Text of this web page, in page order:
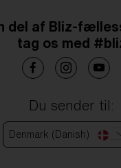
del af Bliz-
tag os med
Du sender til:
Denmark (Danish)